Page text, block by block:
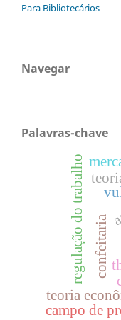
Para Bibliotecários
Navegar
Palavras-chave
confeitaria
regulação do trabalho
teoria
campo de